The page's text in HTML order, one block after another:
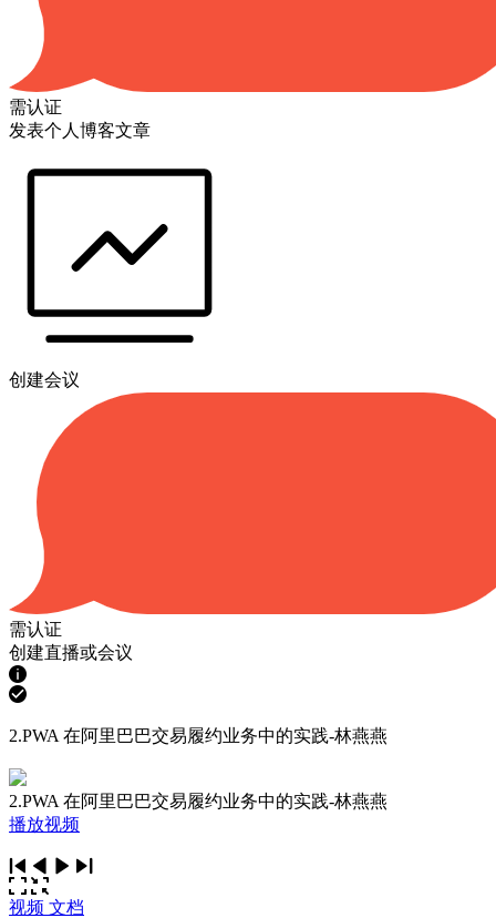
需认证
发表个人博客文章
创建会议
需认证
创建直播或会议
2.PWA 在阿里巴巴交易履约业务中的实践-林燕燕
2.PWA 在阿里巴巴交易履约业务中的实践-林燕燕
播放视频
视频 文档